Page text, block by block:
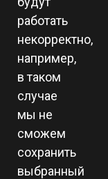
работать
некорректно,
например,
в таком
случае
мы не
сможем
сохранить
выбранный